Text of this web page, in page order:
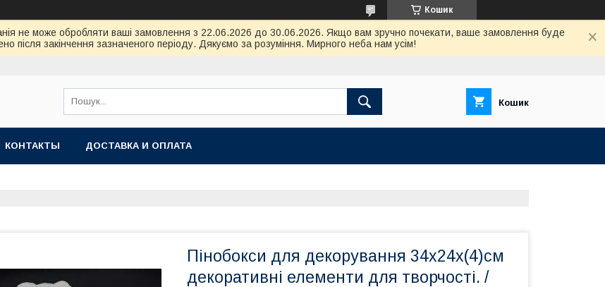
Кошик
не може обробляти ваші замовлення з 22.06.2026 до 30.06.2026. Якщо вам зручно почекати, ваше замовлення буде
після закінчення зазначеного періоду. Дякуємо за розуміння. Мирного неба нам усім!
Кошик
КОНТАКТЫ ДОСТАВКА И ОПЛАТА
Пінобокси для декорування 34х24х(4)см
декоративні елементи для творчості. /